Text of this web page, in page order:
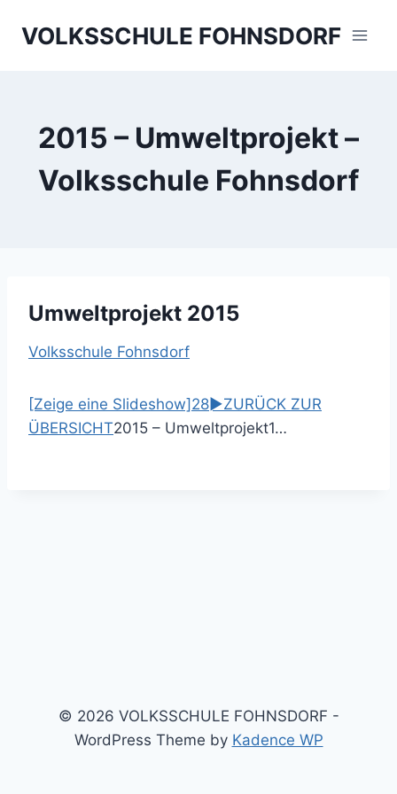
VOLKSSCHULE FOHNSDORF
2015 – Umweltprojekt –
Volksschule Fohnsdorf
Umweltprojekt 2015
Volksschule Fohnsdorf
[Zeige eine Slideshow] 28►ZURÜCK ZUR
ÜBERSICHT2015 – Umweltprojekt1…
© 2026 VOLKSSCHULE FOHNSDORF -
WordPress Theme by Kadence WP